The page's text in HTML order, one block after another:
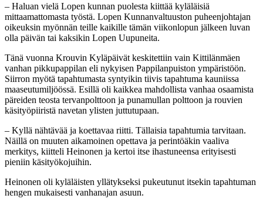
– Haluan vielä Lopen kunnan puolesta kiittää kyläläisiä
mittaamattomasta työstä. Lopen Kunnanvaltuuston puheenjohtajan
oikeuksin myönnän teille kaikille tämän viikonlopun jälkeen luvan
olla päivän tai kaksikin Lopen Uupuneita.
Tänä vuonna Krouvin Kyläpäivät keskitettiin vain Kittilänmäen
vanhan pikkupappilan eli nykyisen Pappilanpuiston ympäristöön.
Siirron myötä tapahtumasta syntyikin tiivis tapahtuma kauniissa
maaseutumiljöössä. Esillä oli kaikkea mahdollista vanhaa osaamista
päreiden teosta tervanpolttoon ja punamullan polttoon ja rouvien
käsityöpiiristä navetan ylisten juttutupaan.
– Kyllä nähtävää ja koettavaa riitti. Tällaisia tapahtumia tarvitaan.
Näillä on muuten aikamoinen opettava ja perintöäkin vaaliva
merkitys, kiitteli Heinonen ja kertoi itse ihastuneensa erityisesti
pieniin käsityökojuihin.
Heinonen oli kyläläisten yllätykseksi pukeutunut itsekin tapahtuman
hengen mukaisesti vanhanajan asuun.